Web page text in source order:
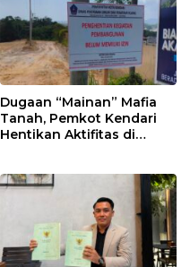
Dugaan “Mainan” Mafia
Tanah, Pemkot Kendari
Hentikan Aktifitas di